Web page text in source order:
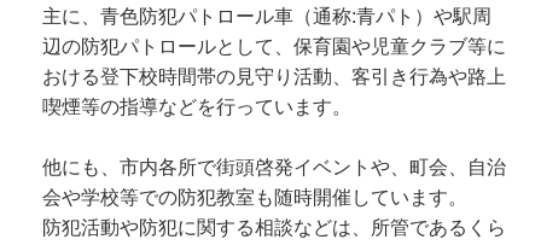
主に、青色防犯パトロール車（通称:青パト）や駅周
辺の防犯パトロールとして、保育園や児童クラブ等に
おける登下校時間帯の見守り活動、客引き行為や路上
喫煙等の指導などを行っています。
他にも、市内各所で街頭啓発イベントや、町会、自治
会や学校等での防犯教室も随時開催しています。
防犯活動や防犯に関する相談などは、所管であるくら